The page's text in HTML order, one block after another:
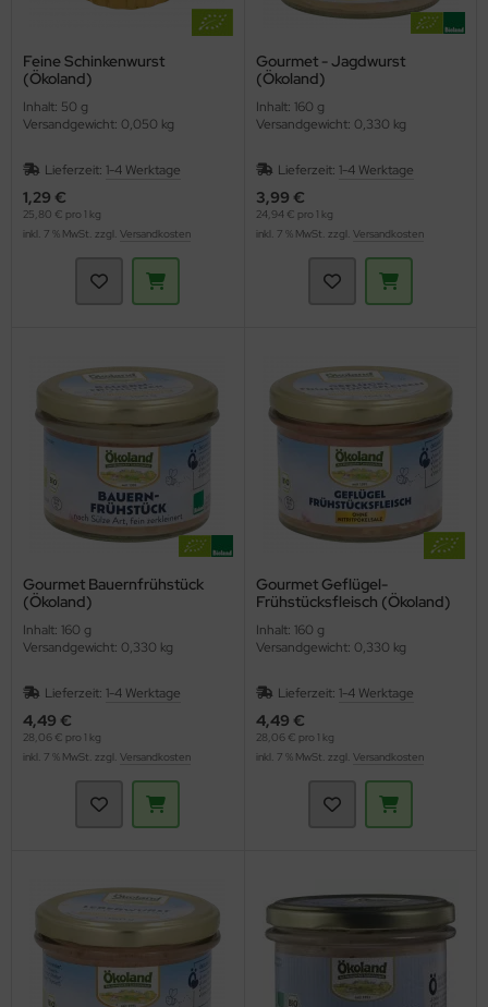
Feine Schinkenwurst
(Ökoland)
Inhalt: 50 g
Versandgewicht: 0,050 kg
Lieferzeit: 1-4 Werktage
1,29 €
25,80 € pro 1 kg
inkl. 7 % MwSt. zzgl. Versandkosten
Gourmet - Jagdwurst
(Ökoland)
Inhalt: 160 g
Versandgewicht: 0,330 kg
Lieferzeit: 1-4 Werktage
3,99 €
24,94 € pro 1 kg
inkl. 7 % MwSt. zzgl. Versandkosten
Gourmet Bauernfrühstück
(Ökoland)
Inhalt: 160 g
Versandgewicht: 0,330 kg
Lieferzeit: 1-4 Werktage
4,49 €
28,06 € pro 1 kg
inkl. 7 % MwSt. zzgl. Versandkosten
Gourmet Geflügel-
Frühstücksfleisch (Ökoland)
Inhalt: 160 g
Versandgewicht: 0,330 kg
Lieferzeit: 1-4 Werktage
4,49 €
28,06 € pro 1 kg
inkl. 7 % MwSt. zzgl. Versandkosten